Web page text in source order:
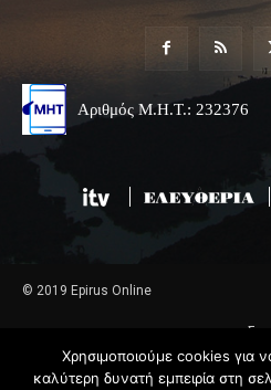
Αριθμός Μ.Η.Τ.: 232376
© 2019 Epirus Online
Χρησιμοποιούμε cookies για
καλύτερη δυνατή εμπειρία στη